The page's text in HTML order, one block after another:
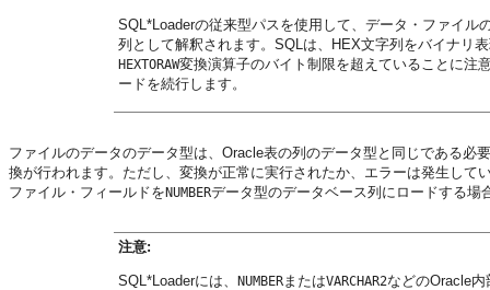
SQL*Loaderの従来型パスを使用して、データ・ファイル
列として解釈されます。SQLは、HEX文字列をバイナリ
HEXTORAW変換演算子のバイト制限を超えていることに注
ードを続行します。
ファイルのデータのデータ型は、Oracle表の列のデータ型と同じである
換が行われます。ただし、変換が正常に実行されたか、エラーは発生し
ファイル・フィールドをNUMBERデータ型のデータベース列にロードする
注意:
SQL*Loaderには、 NUMBERまたはVARCHAR2などのOracle